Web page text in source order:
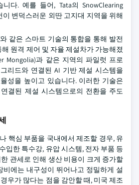
다. 예를 들어, Tata의 SnowClearing
이 변덕스러운 외딴 고지대 지역을 위해
같은 스마트 기술의 통합을 통해 발전
원격 제어 및 자율 제설차가 가능해졌
Mongolia)과 같은 지역의 파일럿 프로
리드와 연결된 AI 기반 제설 시스템을
성을 높이고 있습니다. 이러한 기술은
결된 제설 시스템으로의 전환을 주도
핵심 부품을 국내에서 제조할 경우, 유
입한 특수강, 유압 시스템, 전자 부품 등
관세로 인해 생산 비용이 크게 증가할
비에는 내구성이 뛰어나고 정밀하게 설
우가 많다는 점을 감안할 때, 미국 제조